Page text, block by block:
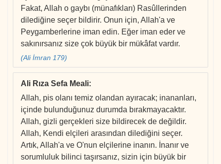
Fakat, Allah o gaybı (münafıkları) Rasûllerinden
dilediğine seçer bildirir. Onun için, Allah'a ve
Peygamberlerine iman edin. Eğer iman eder ve
sakınırsanız size çok büyük bir mükâfat vardır.
(Ali İmran 179)
Ali Rıza Sefa Meali:
Allah, pis olanı temiz olandan ayıracak; inananları,
içinde bulunduğunuz durumda bırakmayacaktır.
Allah, gizli gerçekleri size bildirecek de değildir.
Allah, Kendi elçileri arasından dilediğini seçer.
Artık, Allah'a ve O'nun elçilerine inanın. İnanır ve
sorumluluk bilinci taşırsanız, sizin için büyük bir